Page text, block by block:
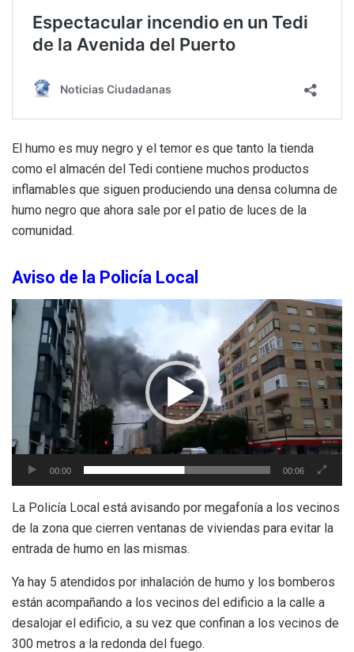
El humo es muy negro y el temor es que tanto la tienda
como el almacén del Tedi contiene muchos productos
inflamables que siguen produciendo una densa columna de
humo negro que ahora sale por el patio de luces de la
comunidad.
Aviso de la Policía Local
Reproductor
de
vídeo
00:00 00:06
La Policía Local está avisando por megafonía a los vecinos
de la zona que cierren ventanas de viviendas para evitar la
entrada de humo en las mismas.
Ya hay 5 atendidos por inhalación de humo y los bomberos
están acompañando a los vecinos del edificio a la calle a
desalojar el edificio, a su vez que confinan a los vecinos de
300 metros a la redonda del fuego.